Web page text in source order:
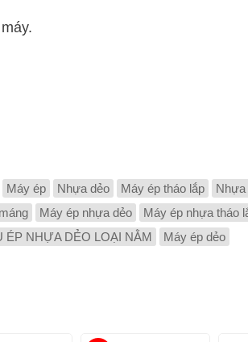
Máy ép Nhựa dẻo Máy ép tháo lắp Nhựa
Máy ép nhựa dẻo Máy ép nhựa tháo
ÉP NHỰA DẺO LOẠI NẰM Máy ép dẻo